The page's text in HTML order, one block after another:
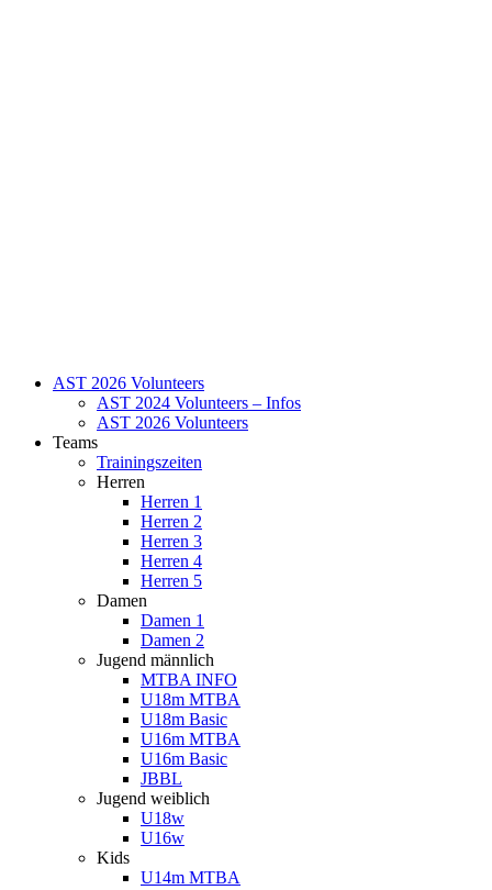
AST 2026 Volunteers
AST 2024 Volunteers – Infos
AST 2026 Volunteers
Teams
Trainingszeiten
Herren
Herren 1
Herren 2
Herren 3
Herren 4
Herren 5
Damen
Damen 1
Damen 2
Jugend männlich
MTBA INFO
U18m MTBA
U18m Basic
U16m MTBA
U16m Basic
JBBL
Jugend weiblich
U18w
U16w
Kids
U14m MTBA